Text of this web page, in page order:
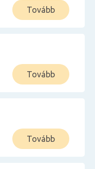
Tovább
Tovább
Tovább